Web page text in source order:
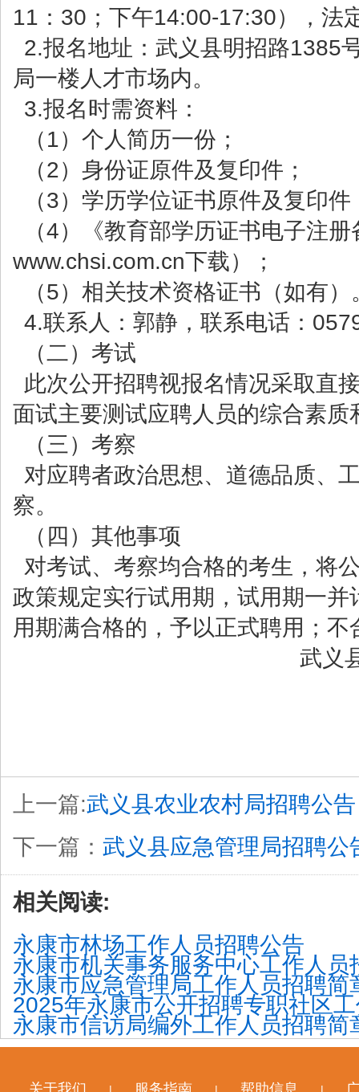
11：30；下午14:00-17:30），法
2.报名地址：武义县明招路1385
局一楼人才市场内。
3.报名时需资料：
（1）个人简历一份；
（2）身份证原件及复印件；
（3）学历学位证书原件及复印件
（4）《教育部学历证书电子注
www.chsi.com.cn下载）；
（5）相关技术资格证书（如有）
4.联系人：郭静，联系电话：
（二）考试
此次公开招聘视报名情况采取直
面试主要测试应聘人员的综合素质
（三）考察
对应聘者政治思想、道德品质、
察。
（四）其他事项
对考试、考察均合格的考生，将
政策规定实行试用期，试用期一
用期满合格的，予以正式聘用；
武义
上一篇:武义县农业农村局招聘公告
下一篇： 武义县应急管理局招聘公
相关阅读:
永康市林场工作人员招聘公告
永康市机关事务服务中心工作人员
永康市应急管理局工作人员招聘简
2025年永康市公开招聘专职社区
永康市信访局编外工作人员招聘简
关于我们 服务指南 帮助信息